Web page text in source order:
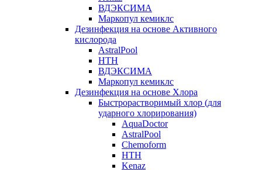
ВДЭКСИМА
Маркопул кемиклс
Дезинфекция на основе Активного
кислорода
AstralPool
HTH
ВДЭКСИМА
Маркопул кемиклс
Дезинфекция на основе Хлора
Быстрорастворимый хлор (для
ударного хлорирования)
AquaDoctor
AstralPool
Chemoform
HTH
Kenaz